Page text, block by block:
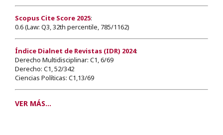
Scopus Cite Score 2025:
0.6 (Law: Q3, 32th percentile, 785/1162)
Índice Dialnet de Revistas (IDR) 2024:
Derecho Multidisciplinar: C1, 6/69
Derecho: C1, 52/342
Ciencias Políticas: C1,13/69
VER MÁS...